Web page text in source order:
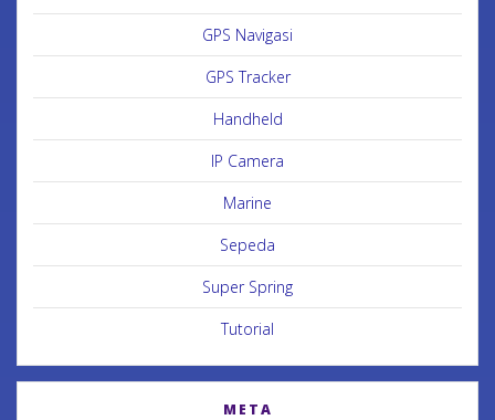
GPS Navigasi
GPS Tracker
Handheld
IP Camera
Marine
Sepeda
Super Spring
Tutorial
META